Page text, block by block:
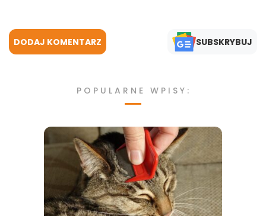
DODAJ KOMENTARZ SUBSKRYBUJ
POPULARNE WPISY: